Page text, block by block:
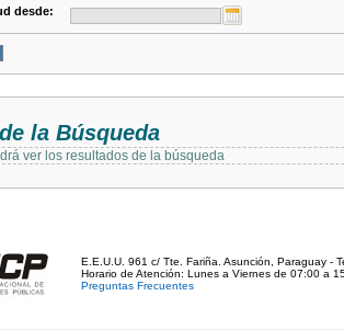
desde:
la Búsqueda
ver los resultados de la búsqueda
E.E.U.U. 961 c/ Tte. Fariña. Asunción, Paraguay -
Horario de Atención: Lunes a Viernes de 07:00 a
Preguntas Frecuentes